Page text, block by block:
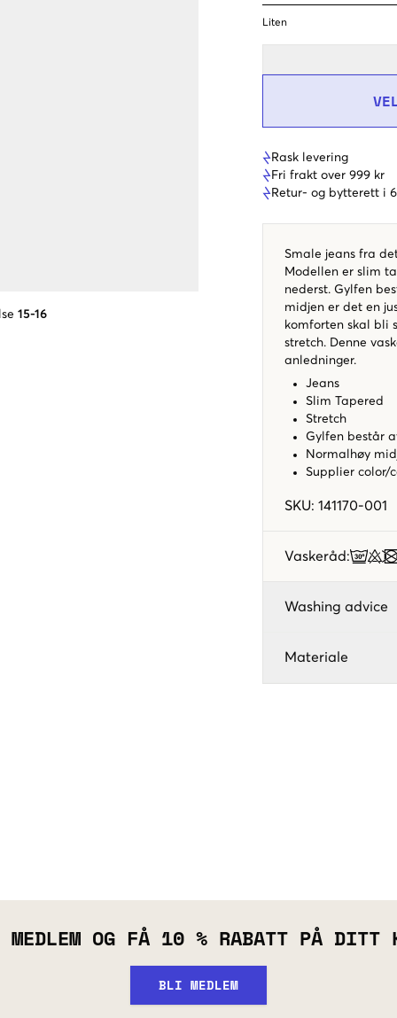
15-16
Liten
Rask levering
Fri frakt over 999 kr
Retur- og bytterett i
Smale jeans fra
Modellen er slim
nederst. Gylfen
midjen er det en
komforten skal bli
stretch. Denne
anledninger.
Jeans
Slim Tapered
Stretch
Gylfen består
Normalhøy
Supplier color/
SKU: 141170-001
Vaskeråd:
Washing advice
Materiale
OG FÅ 10 % RABATT PÅ DITT
BLI MEDLEM